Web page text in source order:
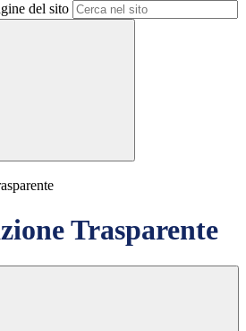
del sito
Trasparente